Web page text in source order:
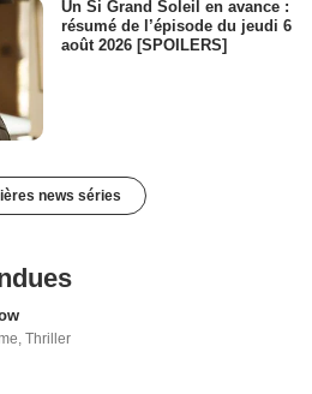
Un Si Grand Soleil en avance :
résumé de l’épisode du jeudi 6
août 2026 [SPOILERS]
news séries
,Thriller